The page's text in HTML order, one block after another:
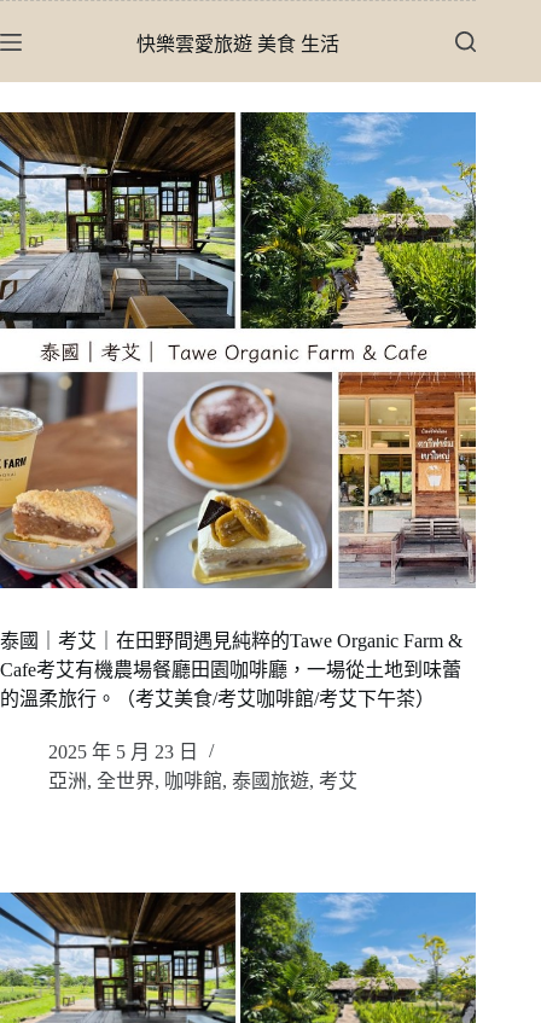
至
內
容
快樂雲愛旅遊 美食 生活
泰國｜考艾｜在田野間遇見純粹的Tawe Organic Farm &
Cafe考艾有機農場餐廳田園咖啡廳，一場從土地到味蕾
的溫柔旅行。（考艾美食/考艾咖啡館/考艾下午茶）
2025 年 5 月 23 日
亞洲, 全世界, 咖啡館, 泰國旅遊, 考艾